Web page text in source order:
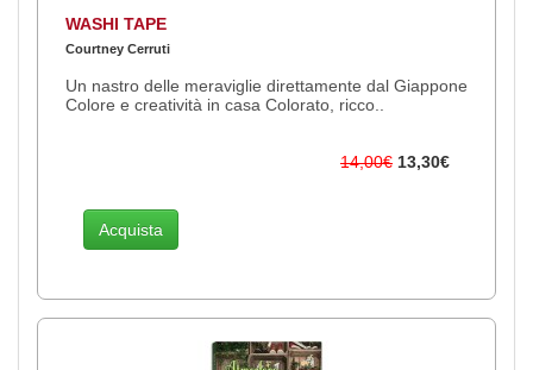
WASHI TAPE
Courtney Cerruti
Un nastro delle meraviglie direttamente dal Giappone
Colore e creatività in casa Colorato, ricco..
14,00€ 13,30€
Acquista